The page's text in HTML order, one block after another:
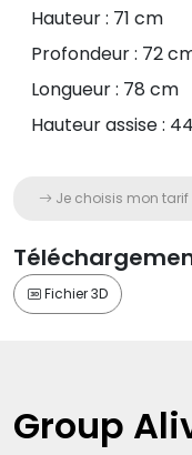
Hauteur : 71 cm
Profondeur : 72
Longueur : 78 cm
Hauteur assise :
Je choisis mon tarif
Fichier 3D
Group